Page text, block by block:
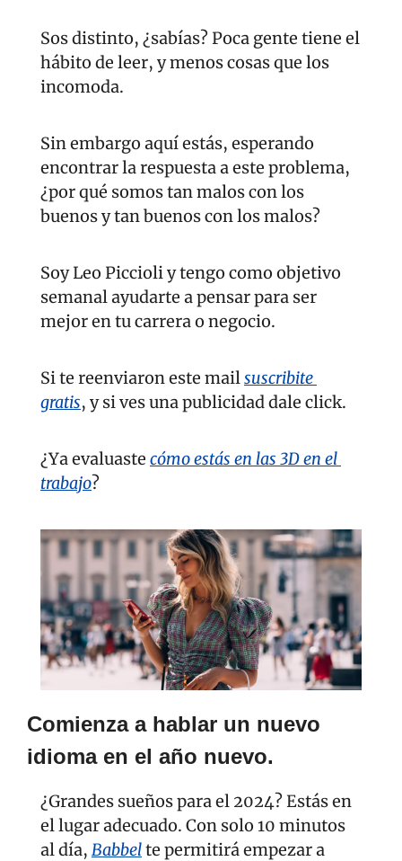
Sos distinto, ¿sabías? Poca gente tiene el
hábito de leer, y menos cosas que los
incomoda.
Sin embargo aquí estás, esperando
encontrar la respuesta a este problema,
¿por qué somos tan malos con los
buenos y tan buenos con los malos?
Soy Leo Piccioli y tengo como objetivo
semanal ayudarte a pensar para ser
mejor en tu carrera o negocio.
Si te reenviaron este mail suscribite
gratis, y si ves una publicidad dale click.
¿Ya evaluaste cómo estás en las 3D en el
trabajo?
Comienza a hablar un nuevo
idioma en el año nuevo.
¿Grandes sueños para el 2024? Estás en
el lugar adecuado. Con solo 10 minutos
al día, Babbel te permitirá empezar a